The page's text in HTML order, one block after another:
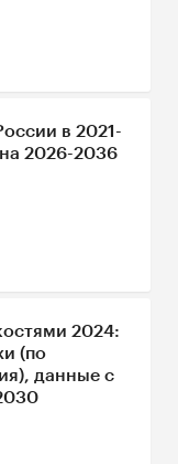
в 2021-
2026-2036
2024:
(по
данные с